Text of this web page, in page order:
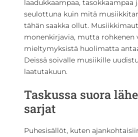
laadukkaampaa,
seulottuna kuin mitä
tähän saakka ollut.
monenkirjavia, mutta rohkenen
mieltymyksistä huolimatta
Deissä soivalle musiikille
laatutakuun.
Taskussa suora
sarjat
Puhesisällöt, kuten